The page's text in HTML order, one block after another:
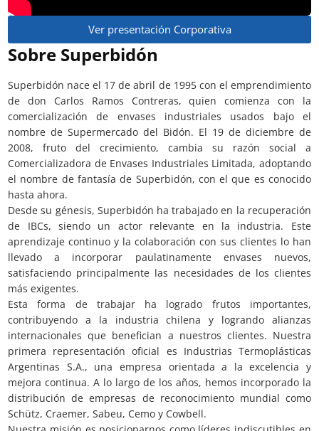
Sobre Superbidón
Superbidón nace el 17 de abril de 1995 con el emprendimiento
de don Carlos Ramos Contreras, quien comienza con la
comercialización de envases industriales usados bajo el
nombre de Supermercado del Bidón. El 19 de diciembre de
2008, fruto del crecimiento, cambia su razón social a
Comercializadora de Envases Industriales Limitada, adoptando
el nombre de fantasía de Superbidón, con el que es conocido
hasta ahora.
Desde su génesis, Superbidón ha trabajado en la recuperación
de IBCs, siendo un actor relevante en la industria. Este
aprendizaje continuo y la colaboración con sus clientes lo han
llevado a incorporar paulatinamente envases nuevos,
satisfaciendo principalmente las necesidades de los clientes
más exigentes.
Esta forma de trabajar ha logrado frutos importantes,
contribuyendo a la industria chilena y logrando alianzas
internacionales que benefician a nuestros clientes. Nuestra
primera representación oficial es Industrias Termoplásticas
Argentinas S.A., una empresa orientada a la excelencia y
mejora continua. A lo largo de los años, hemos incorporado la
distribución de empresas de reconocimiento mundial como
Schütz, Craemer, Sabeu, Cemo y Cowbell.
Ver presentación Corporativa